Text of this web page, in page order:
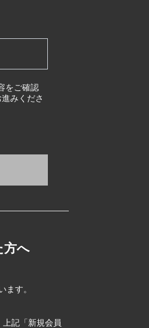
をご確認
みくださ
方へ
す。
記「新規会員